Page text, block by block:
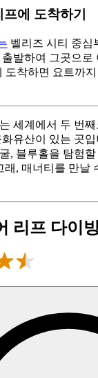
에 도착하기
벨리즈 시티 중심
발하여 그곳으로
도착하면 요트까
세계에서 두 번
유산이 있는 곳
, 블루홀을 탐험
래, 매너티를 만날
리프 다이